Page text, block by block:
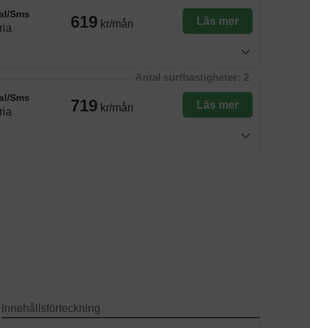
Sms 619 kr/mån Läs mer
Antal surfhastigheter: 2
Sms 719 kr/mån Läs mer
Innehållsförteckning